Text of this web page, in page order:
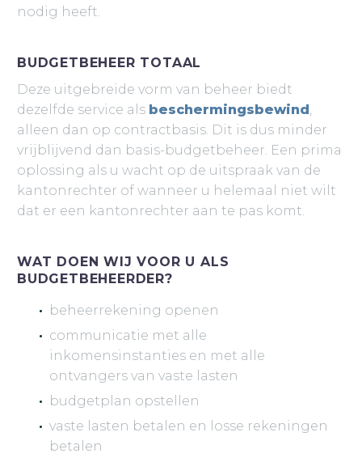
nodig heeft.
BUDGETBEHEER TOTAAL
Deze uitgebreide vorm van beheer biedt
dezelfde service als beschermingsbewind
alleen dan op contractbasis. Dit is dus minder
vrijblijvend dan basis-budgetbeheer. Een prima
oplossing als u wacht op de uitspraak van de
kantonrechter of wanneer u helemaal niet wilt
dat er een kantonrechter aan te pas komt.
WAT DOEN WIJ VOOR U ALS
BUDGETBEHEERDER?
beheerrekening openen
communicatie met alle
inkomensinstanties en met alle
ontvangers van vaste lasten
budgetplan opstellen
vaste lasten betalen en losse rekeningen
betalen